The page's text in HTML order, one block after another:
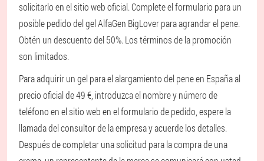
solicitarlo en el sitio web oficial. Complete el formulario para un
posible pedido del gel AlfaGen BigLover para agrandar el pene.
Obtén un descuento del 50%. Los términos de la promoción
son limitados.
Para adquirir un gel para el alargamiento del pene en España al
precio oficial de 49 €, introduzca el nombre y número de
teléfono en el sitio web en el formulario de pedido, espere la
llamada del consultor de la empresa y acuerde los detalles.
Después de completar una solicitud para la compra de una